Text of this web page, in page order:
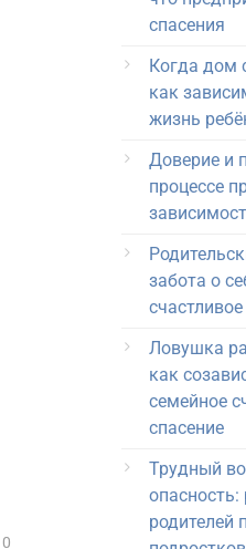
0
спасения
Когда дом
как
жизнь
Доверие и
процессе
забота о
Ловушка
как
семейное
спасение
Трудный
опасность:
родителей